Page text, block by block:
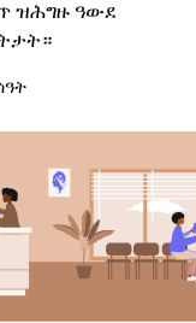
ዝሕግዙ ዓውደ